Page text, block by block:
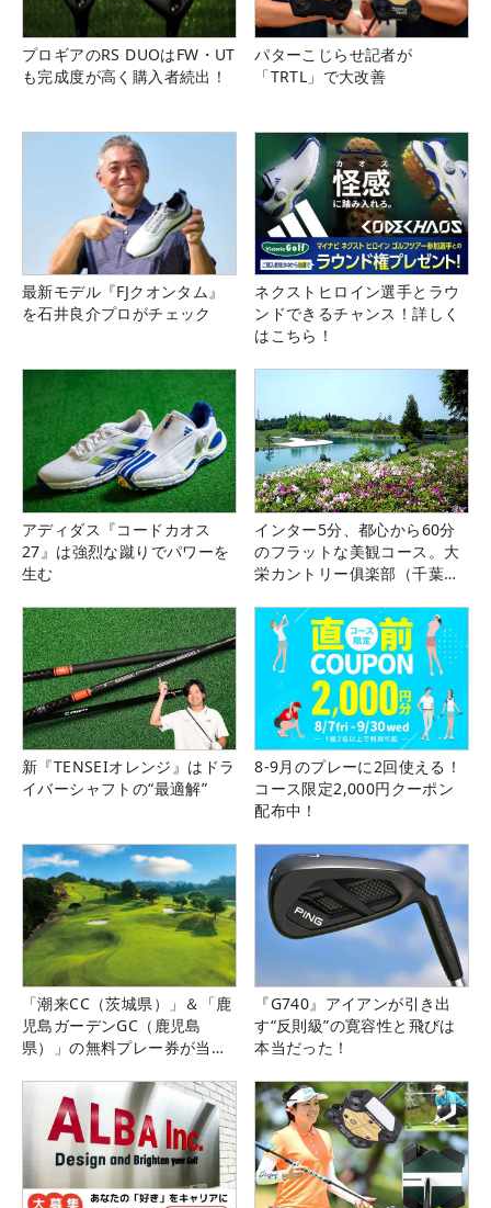
プロギアのRS DUOはFW・UT
も完成度が高く購入者続出！
パターこじらせ記者が
「TRTL」で大改善
最新モデル『FJクオンタム』
を石井良介プロがチェック
ネクストヒロイン選手とラウ
ンドできるチャンス！詳しく
はこちら！
アディダス『コードカオス
27』は強烈な蹴りでパワーを
生む
インター5分、都心から60分
のフラットな美観コース。大
栄カントリー俱楽部（千葉
新『TENSEIオレンジ』はドラ
イバーシャフトの“最適解”
8-9月のプレーに2回使える！
コース限定2,000円クーポン
配布中！
「潮来CC（茨城県）」＆「鹿
児島ガーデンGC（鹿児島
県）」の無料プレー券が当た
『G740』アイアンが引き出
す“反則級”の寛容性と飛びは
本当だった！